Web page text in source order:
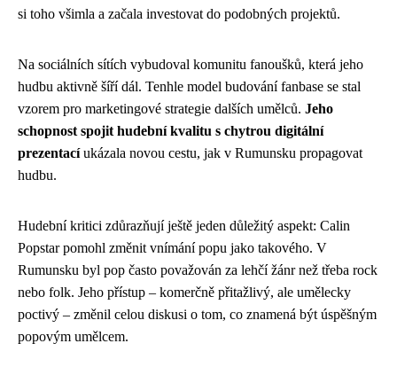
si toho všimla a začala investovat do podobných projektů.
Na sociálních sítích vybudoval komunitu fanoušků, která jeho
hudbu aktivně šíří dál. Tenhle model budování fanbase se stal
vzorem pro marketingové strategie dalších umělců. Jeho
schopnost spojit hudební kvalitu s chytrou digitální
prezentacíukázala novou cestu, jak v Rumunsku propagovat
hudbu.
Hudební kritici zdůrazňují ještě jeden důležitý aspekt: Calin
Popstar pomohl změnit vnímání popu jako takového. V
Rumunsku byl pop často považován za lehčí žánr než třeba rock
nebo folk. Jeho přístup – komerčně přitažlivý, ale umělecky
poctivý – změnil celou diskusi o tom, co znamená být úspěšným
popovým umělcem.